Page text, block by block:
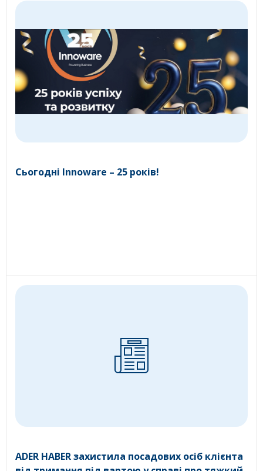
Сьогодні Innoware – 25 років!
ADER HABER захистила посадових осіб клієнта